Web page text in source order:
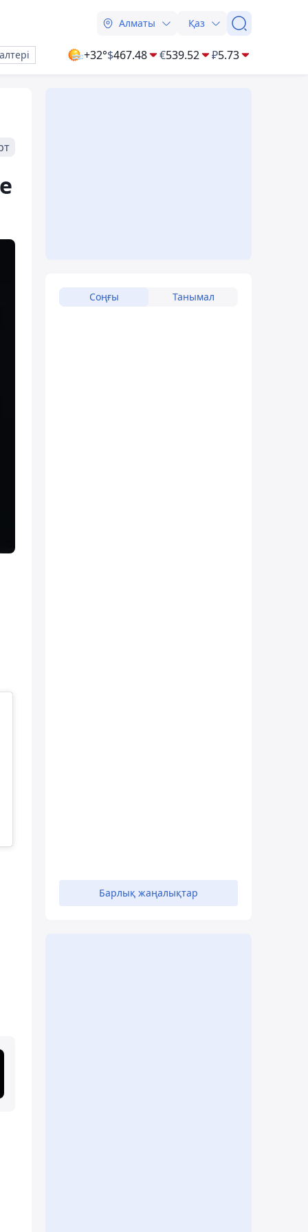
Алматы Қаз
+32°$467.48 €539.52 ₽5.73
Соңғы Танымал
Барлық жаңалықтар